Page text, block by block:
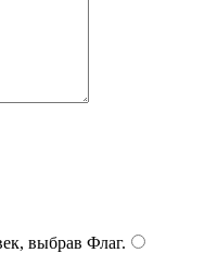
выбрав Флаг.